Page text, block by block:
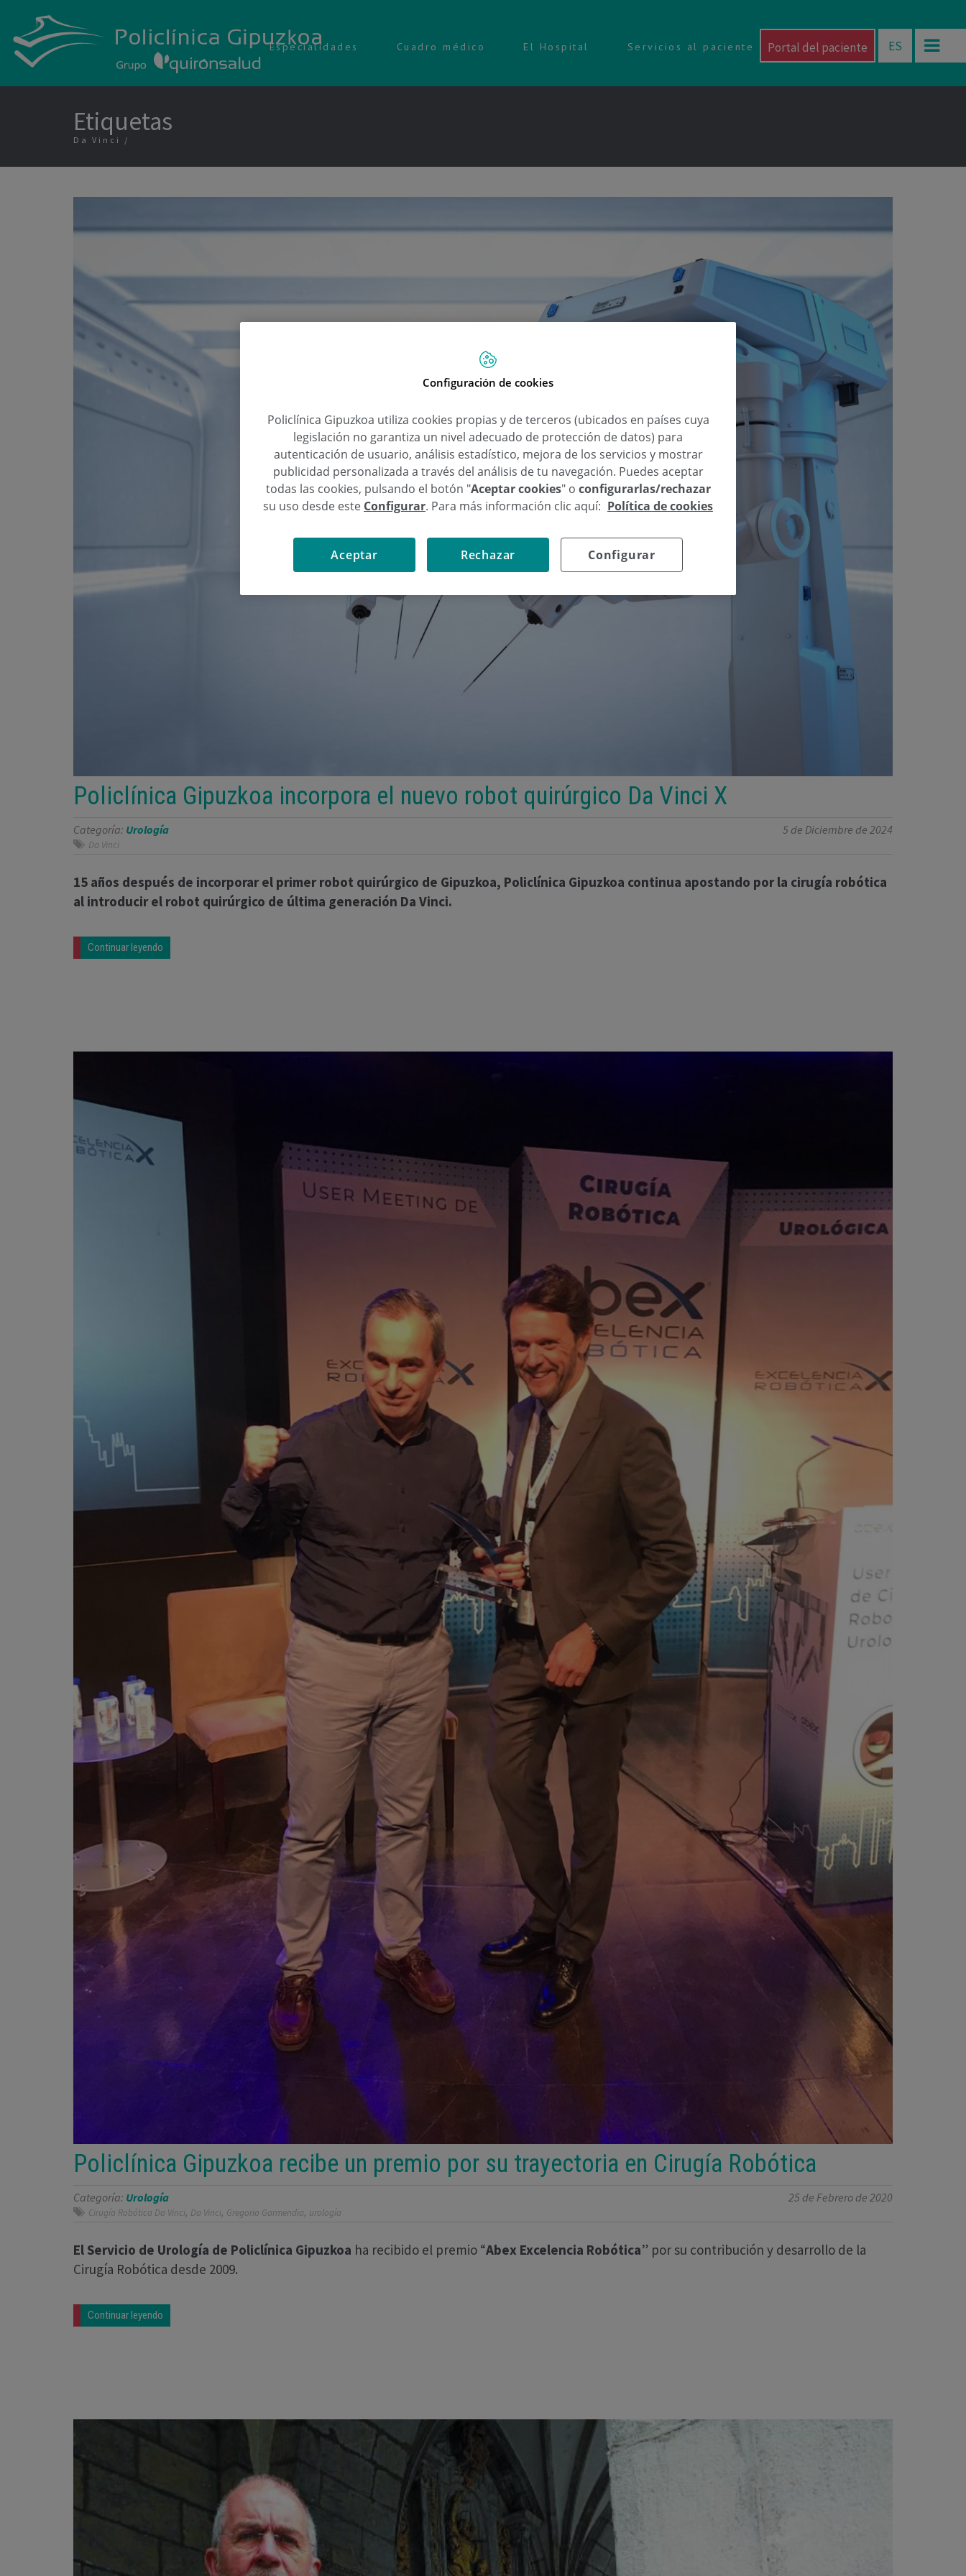
Especialidades Cuadro médico El Hospital Servicios al paciente Portal del paciente ES
Etiquetas
Da Vinci
Policlínica Gipuzkoa incorpora el nuevo robot quirúrgico Da Vinci X
Categoría: Urología 5 de Diciembre de 2024
Da Vinci
15 años después de incorporar el primer robot quirúrgico de Gipuzkoa, Policlínica Gipuzkoa continua apostando por la cirugía robótica
al introducir el robot quirúrgico de última generación Da Vinci.
Continuar leyendo
Policlínica Gipuzkoa recibe un premio por su trayectoria en Cirugía Robótica
Categoría: Urología 25 de Febrero de 2020
Cirugía Robótica Da Vinci, Da Vinci, Gregorio Garmendia, urología
El Servicio de Urología de Policlínica Gipuzkoa ha recibido el premio “Abex Excelencia Robótica” por su contribución y desarrollo de la
Cirugía Robótica desde 2009.
Continuar leyendo
Configuración de cookies
Policlínica Gipuzkoa utiliza cookies propias y de terceros (ubicados en países cuya
legislación no garantiza un nivel adecuado de protección de datos) para
autenticación de usuario, análisis estadístico, mejora de los servicios y mostrar
publicidad personalizada a través del análisis de tu navegación. Puedes aceptar
todas las cookies, pulsando el botón "Aceptar cookies" o configurarlas/rechazar
su uso desde este Configurar. Para más información clic aquí: Política de cookies
Configurar
Rechazar
Aceptar